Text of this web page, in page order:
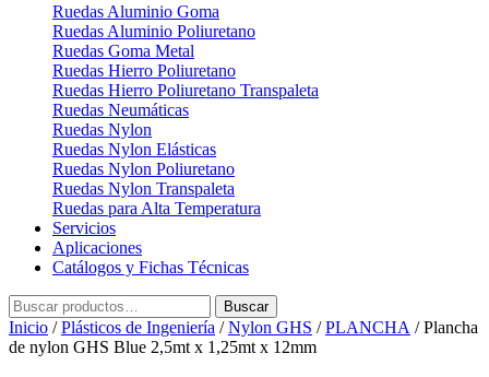
Ruedas Aluminio Goma
Ruedas Aluminio Poliuretano
Ruedas Goma Metal
Ruedas Hierro Poliuretano
Ruedas Hierro Poliuretano Transpaleta
Ruedas Neumáticas
Ruedas Nylon
Ruedas Nylon Elásticas
Ruedas Nylon Poliuretano
Ruedas Nylon Transpaleta
Ruedas para Alta Temperatura
Servicios
Aplicaciones
Catálogos y Fichas Técnicas
Buscar
por:
Buscar
Inicio /Plásticos de Ingeniería /Nylon GHS /PLANCHA / Plancha
de nylon GHS Blue 2,5mt x 1,25mt x 12mm